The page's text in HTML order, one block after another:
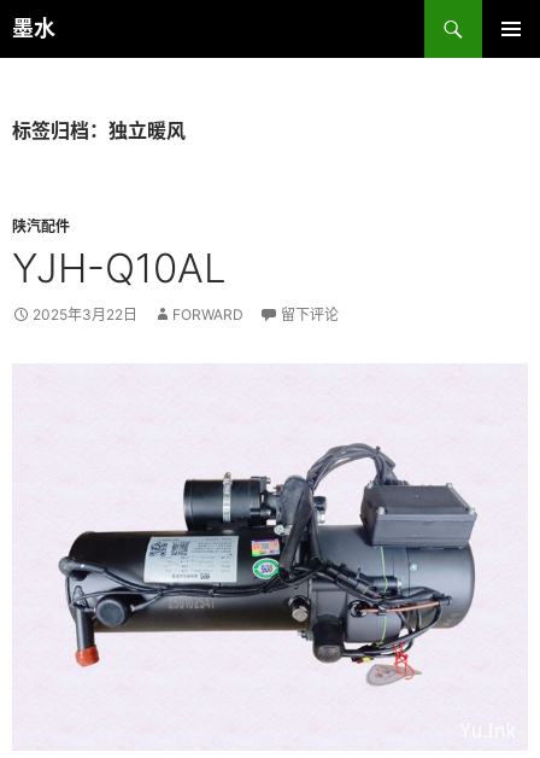
跳
至
墨水
搜
索
标签归档：独立暖风
陕汽配件
YJH-Q10AL
2025年3月22日 FORWARD 留下评论